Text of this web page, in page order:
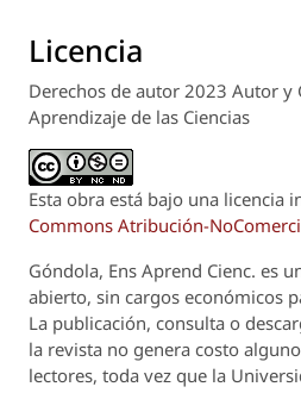
Licencia
Derechos de autor 2023 Autor y
Aprendizaje de las Ciencias
Esta obra está bajo una licencia
Commons Atribución-
Góndola, Ens Aprend Cienc. es
abierto, sin cargos económicos
La publicación, consulta o
la revista no genera costo
lectores, toda vez que la